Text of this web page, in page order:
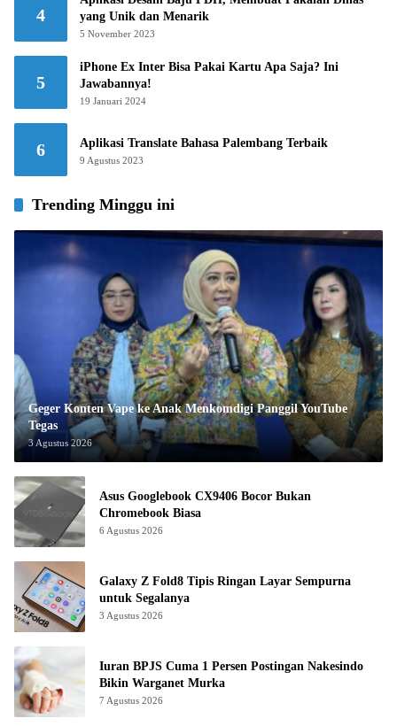
4
yang Unik dan Menarik
5 November 2023
5
iPhone Ex Inter Bisa Pakai Kartu Apa Saja? Ini
Jawabannya!
19 Januari 2024
6 Aplikasi Translate Bahasa Palembang Terbaik
9 Agustus 2023
Trending Minggu ini
Geger Konten Vape ke Anak Menkomdigi Panggil YouTube
Tegas
3 Agustus 2026
Asus Googlebook CX9406 Bocor Bukan
Chromebook Biasa
6 Agustus 2026
Galaxy Z Fold8 Tipis Ringan Layar Sempurna
untuk Segalanya
3 Agustus 2026
Iuran BPJS Cuma 1 Persen Postingan Nakesindo
Bikin Warganet Murka
7 Agustus 2026